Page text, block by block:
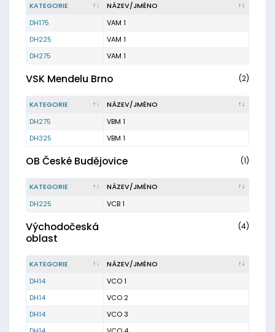
KATEGORIE
NÁZEV/JMÉNO
DH175
VAM 1
DH225
VAM 1
DH275
VAM 1
VSK Mendelu Brno (2)
KATEGORIE
NÁZEV/JMÉNO
DH275
VBM 1
DH325
VBM 1
OB České Budějovice (1)
KATEGORIE
NÁZEV/JMÉNO
DH225
VCB 1
Východočeská
oblast
(4)
KATEGORIE
NÁZEV/JMÉNO
DH14
VCO 1
DH14
VCO 2
DH14
VCO 3